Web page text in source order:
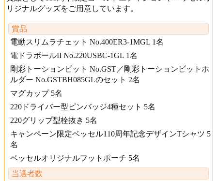
リジナルグッズをご用意しています。
賞品
電動スリムラチェット No.400ER3-1MGL 1名
電ドラボールII No.220USBC-1GL 1名
剛彩トーションビット No.GST／剛彩トーションビットホ
ルダー No.GSTBH085GLのセット 2名
マグカップ 5名
220ドライバー型ピンバッジ4種セット 5名
220グリップ型栓抜き 5名
キャンペーン限定ベッセル110周年記念デザインTシャツ 5
名
ベッセルオリジナルフットポーチ 5名
当選者数